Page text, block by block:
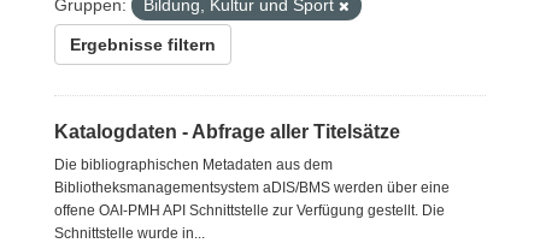
Gruppen:
Bildung, Kultur und Sport
Ergebnisse filtern
Katalogdaten - Abfrage aller Titelsätze
Die bibliographischen Metadaten aus dem
Bibliotheksmanagementsystem aDIS/BMS werden über eine
offene OAI-PMH API Schnittstelle zur Verfügung gestellt. Die
Schnittstelle wurde in...